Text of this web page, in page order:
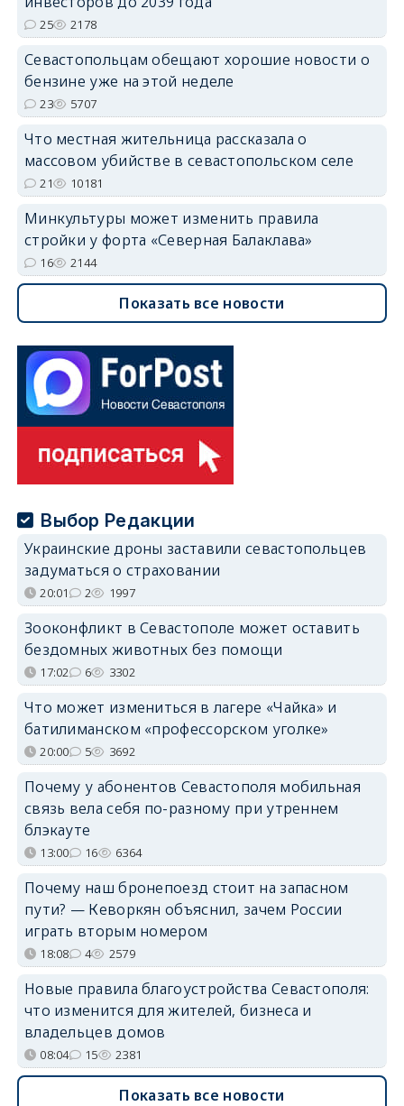
25 2178
Севастопольцам обещают хорошие новости о
бензине уже на этой неделе
23 5707
Что местная жительница рассказала о
массовом убийстве в севастопольском селе
21 10181
Минкультуры может изменить правила
стройки у форта «Северная Балаклава»
16 2144
Показать все новости
Выбор Редакции
Украинские дроны заставили севастопольцев
задуматься о страховании
20:01 2 1997
Зооконфликт в Севастополе может оставить
бездомных животных без помощи
17:02 6 3302
Что может измениться в лагере «Чайка» и
батилиманском «профессорском уголке»
20:00 5 3692
Почему у абонентов Севастополя мобильная
связь вела себя по-разному при утреннем
блэкауте
13:00 16 6364
Почему наш бронепоезд стоит на запасном
пути? — Кеворкян объяснил, зачем России
играть вторым номером
18:08 4 2579
Новые правила благоустройства Севастополя:
что изменится для жителей, бизнеса и
владельцев домов
08:04 15 2381
Показать все новости